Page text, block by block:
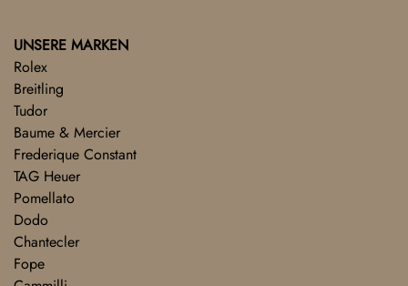
UNSERE MARKEN
Rolex
Breitling
Tudor
Baume & Mercier
Frederique Constant
TAG Heuer
Pomellato
Dodo
Chantecler
Fope